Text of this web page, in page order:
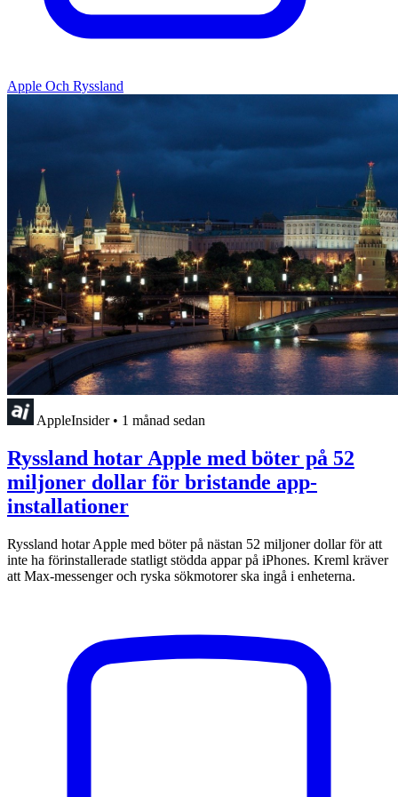
Apple Och Ryssland
AppleInsider • 1 månad sedan
Ryssland hotar Apple med böter på 52
miljoner dollar för bristande app-
installationer
Ryssland hotar Apple med böter på nästan 52 miljoner dollar för att
inte ha förinstallerade statligt stödda appar på iPhones. Kreml kräver
att Max-messenger och ryska sökmotorer ska ingå i enheterna.